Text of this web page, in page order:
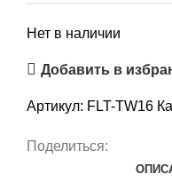
Нет в наличии
Добавить в
Артикул: FLT-TW16
Поделиться: